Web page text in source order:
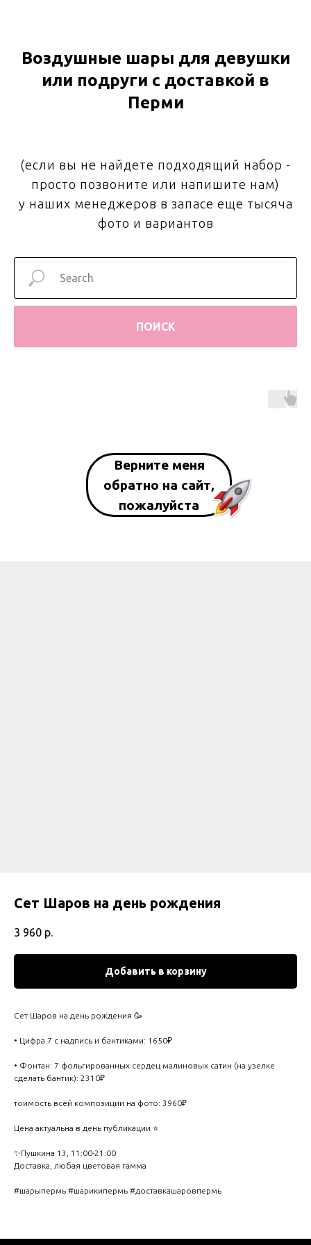
Воздушные шары для девушки
или подруги с доставкой в
Перми
(если вы не найдете подходящий набор -
просто позвоните или напишите нам)
у наших менеджеров в запасе еще тысяча
фото и вариантов
ПОИСК
Верните меня
обратно на сайт,
пожалуйста
Сет Шаров на день рождения
3 960 р.
Добавить в корзину
Сет Шаров на день рождения 🥳
• Цифра 7 с надпись и бантиками: 1650₽
• Фонтан: 7 фольгированных сердец малиновых сатин (на узелке
сделать бантик): 2310₽
тоимость всей композиции на фото: 3960₽
Цена актуальна в день публикации ⭐️
✨Пушкина 13, 11:00-21:00
Доставка, любая цветовая гамма
#шарыпермь #шарикипермь #доставкашаровпермь